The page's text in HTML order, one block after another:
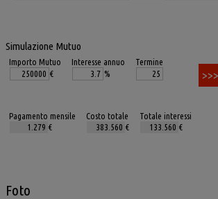
Simulazione Mutuo
Importo Mutuo
€
Interesse annuo
%
Termine
Pagamento mensile
€
Costo totale
€
Totale interessi
€
Foto